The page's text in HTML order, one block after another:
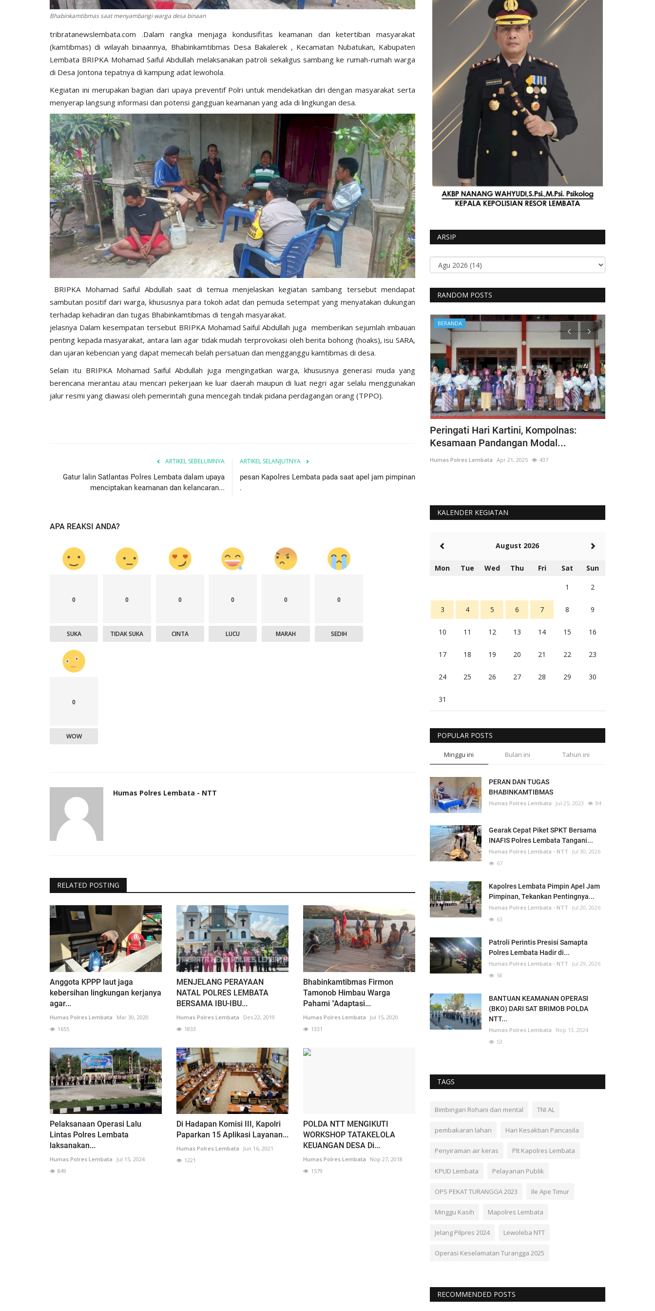
Bhabinkamtibmas saat menyambangi warga desa binaan
tribratanewslembata.com .Dalam rangka menjaga kondusifitas keamanan dan ketertiban masyarakat
(kamtibmas) di wilayah binaannya, Bhabinkamtibmas Desa Bakalerek , Kecamatan Nubatukan, Kabupaten
Lembata BRIPKA Mohamad Saiful Abdullah melaksanakan patroli sekaligus sambang ke rumah-rumah warga
di Desa Jontona tepatnya di kampung adat lewohola.
Kegiatan ini merupakan bagian dari upaya preventif Polri untuk mendekatkan diri dengan masyarakat serta
menyerap langsung informasi dan potensi gangguan keamanan yang ada di lingkungan desa.
BRIPKA Mohamad Saiful Abdullah saat di temua menjelaskan kegiatan sambang tersebut mendapat
sambutan positif dari warga, khususnya para tokoh adat dan pemuda setempat yang menyatakan dukungan
terhadap kehadiran dan tugas Bhabinkamtibmas di tengah masyarakat.
jelasnya Dalam kesempatan tersebut BRIPKA Mohamad Saiful Abdullah juga memberikan sejumlah imbauan
penting kepada masyarakat, antara lain agar tidak mudah terprovokasi oleh berita bohong (hoaks), isu SARA,
dan ujaran kebencian yang dapat memecah belah persatuan dan mengganggu kamtibmas di desa.
Selain itu BRIPKA Mohamad Saiful Abdullah juga mengingatkan warga, khususnya generasi muda yang
berencana merantau atau mencari pekerjaan ke luar daerah maupun di luat negri agar selalu menggunakan
jalur resmi yang diawasi oleh pemerintah guna mencegah tindak pidana perdagangan orang (TPPO).
ARTIKEL SEBELUMNYA
Gatur lalin Satlantas Polres Lembata dalam upaya
menciptakan keamanan dan kelancaran...
ARTIKEL SELANJUTNYA
pesan Kapolres Lembata pada saat apel jam pimpinan
.
APA REAKSI ANDA?
0
SUKA
0
TIDAK SUKA
0
CINTA
0
LUCU
0
MARAH
0
SEDIH
0
WOW
Humas Polres Lembata - NTT
RELATED POSTING
Anggota KPPP laut jaga
kebersihan lingkungan kerjanya
agar...
Humas Polres Lembata
Mar 30, 2020
1655
MENJELANG PERAYAAN
NATAL POLRES LEMBATA
BERSAMA IBU-IBU...
Humas Polres Lembata
Des 22, 2019
1833
Bhabinkamtibmas Firmon
Tamonob Himbau Warga
Pahami "Adaptasi...
Humas Polres Lembata
Jul 15, 2020
1331
Pelaksanaan Operasi Lalu
Lintas Polres Lembata
laksanakan...
Humas Polres Lembata
Jul 15, 2024
849
Di Hadapan Komisi III, Kapolri
Paparkan 15 Aplikasi Layanan...
Humas Polres Lembata
Jun 16, 2021
1221
POLDA NTT MENGIKUTI
WORKSHOP TATAKELOLA
KEUANGAN DESA Di...
Humas Polres Lembata
Nop 27, 2018
1579
ARSIP
RANDOM POSTS
BERANDA
Jun 9, 2023 942
BERANDA
Humas Polres Lembata
BERANDA
Peringati Hari Kartini, Kompolnas:
Kesamaan Pandangan Modal...
Humas Polres Lembata Apr 21, 2025 437
KALENDER KEGIATAN
August 2026
Mon Tue Wed Thu Fri Sat Sun
1 2
3 4 5 6 7 8 9
10 11 12 13 14 15 16
17 18 19 20 21 22 23
24 25 26 27 28 29 30
31
POPULAR POSTS
Minggu ini Bulan ini Tahun ini
PERAN DAN TUGAS
BHABINKAMTIBMAS
Humas Polres Lembata Jul 25, 2023 84
Gearak Cepat Piket SPKT Bersama
INAFIS Polres Lembata Tangani...
Humas Polres Lembata - NTT
Jul 30, 2026
67
Kapolres Lembata Pimpin Apel Jam
Pimpinan, Tekankan Pentingnya...
Humas Polres Lembata - NTT
Jul 20, 2026
63
Patroli Perintis Presisi Samapta
Polres Lembata Hadir di...
Humas Polres Lembata - NTT
Jul 29, 2026
58
BANTUAN KEAMANAN OPERASI
(BKO) DARI SAT BRIMOB POLDA
NTT...
Humas Polres Lembata
Nop 13, 2024
53
TAGS
Bimbingan Rohani dan mental TNI AL
pembakaran lahan Hari Kesaktian Pancasila
Penyiraman air keras Plt Kapolres Lembata
KPUD Lembata Pelayanan Publik
OPS PEKAT TURANGGA 2023 Ile Ape Timur
Minggu Kasih Mapolres Lembata
Jelang Pilpres 2024 Lewoleba NTT
Operasi Keselamatan Turangga 2025
RECOMMENDED POSTS